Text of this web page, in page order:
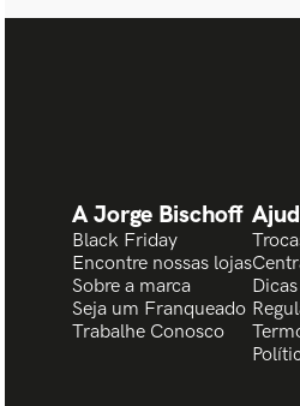
A Jorge Bischoff
Black Friday
Encontre nossas lojas
Sobre a marca
Seja um Franqueado
Trabalhe Conosco